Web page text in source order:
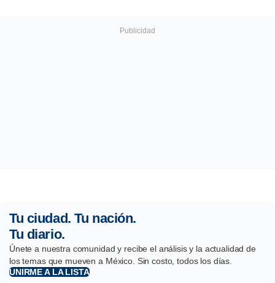
Tu ciudad. Tu nación.
Tu diario.
Únete a nuestra comunidad y recibe el análisis y la actualidad de
los temas que mueven a México. Sin costo, todos los días.
UNIRME A LA LISTA